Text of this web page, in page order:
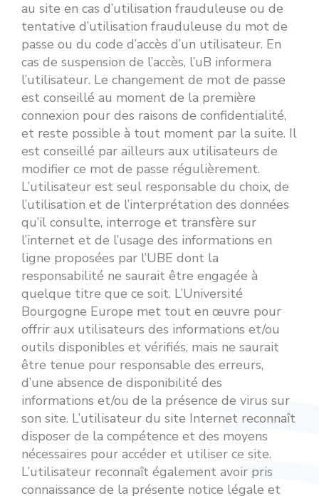
au site en cas d’utilisation frauduleuse ou de
tentative d’utilisation frauduleuse du mot de
passe ou du code d’accès d’un utilisateur. En
cas de suspension de l’accès, l’uB informera
l’utilisateur. Le changement de mot de passe
est conseillé au moment de la première
connexion pour des raisons de confidentialité,
et reste possible à tout moment par la suite. Il
est conseillé par ailleurs aux utilisateurs de
modifier ce mot de passe régulièrement.
L’utilisateur est seul responsable du choix, de
l’utilisation et de l’interprétation des données
qu’il consulte, interroge et transfère sur
l’internet et de l’usage des informations en
ligne proposées par l’UBE dont la
responsabilité ne saurait être engagée à
quelque titre que ce soit. L’Université
Bourgogne Europe met tout en œuvre pour
offrir aux utilisateurs des informations et/ou
outils disponibles et vérifiés, mais ne saurait
être tenue pour responsable des erreurs,
d’une absence de disponibilité des
informations et/ou de la présence de virus sur
son site. L’utilisateur du site Internet reconnaît
disposer de la compétence et des moyens
nécessaires pour accéder et utiliser ce site.
L’utilisateur reconnaît également avoir pris
connaissance de la présente notice légale et